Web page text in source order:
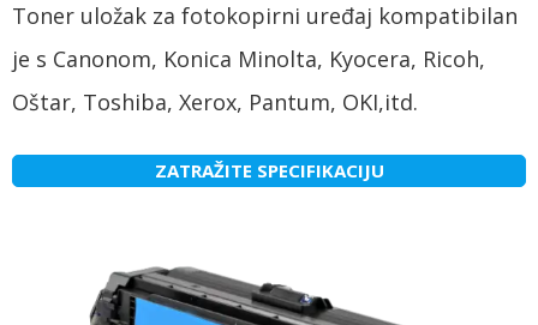
Toner uložak za fotokopirni uređaj kompatibilan
je s Canonom, Konica Minolta, Kyocera, Ricoh,
Oštar, Toshiba, Xerox, Pantum, OKI,itd.
ZATRAŽITE SPECIFIKACIJU